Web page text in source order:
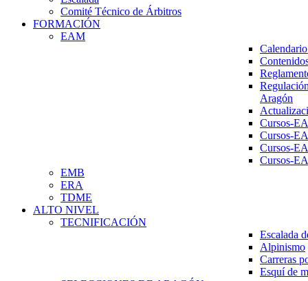
Comité Técnico de Árbitros
FORMACIÓN
EAM
Aragón
Cursos-
Cursos-
Cursos-
Cursos-
EMB
ERA
TDME
ALTO NIVEL
TECNIFICACIÓN
Escalada
Alpinismo
Carreras
Esquí de